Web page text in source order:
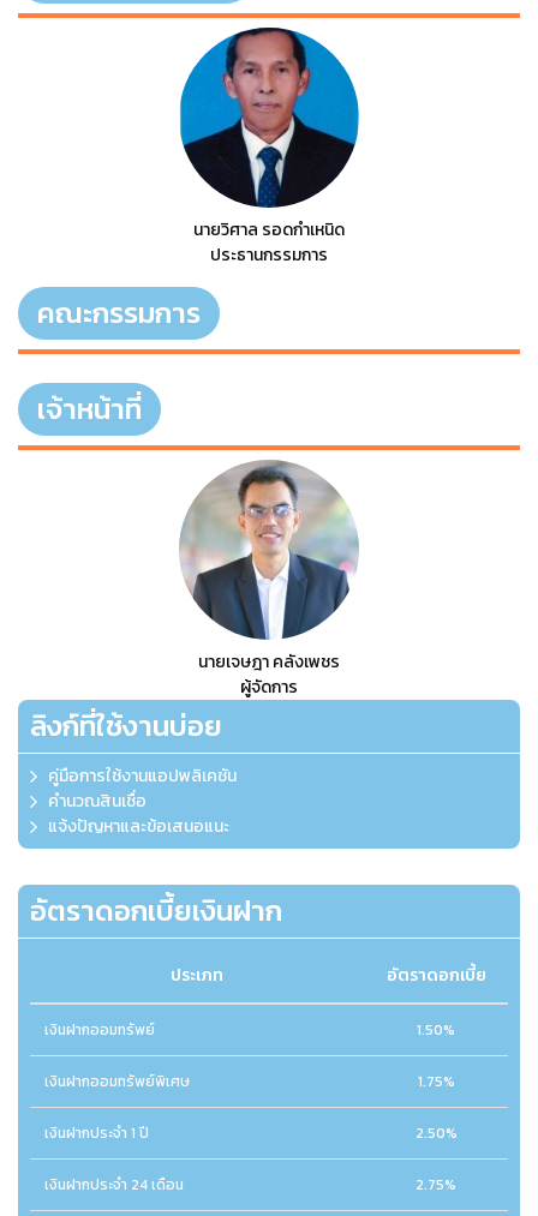
นายวิศาล รอดกำเหนิด
ประธานกรรมการ
คณะกรรมการ
เจ้าหน้าที่
นายเจษฎา คลังเพชร
ผู้จัดการ
ลิงก์ที่ใช้งานบ่อย
คู่มือการใช้งานแอปพลิเคชัน
คำนวณสินเชื่อ
แจ้งปัญหาและข้อเสนอแนะ
อัตราดอกเบี้ยเงินฝาก
ประเภท อัตราดอกเบี้ย
เงินฝากออมทรัพย์ 1.50%
เงินฝากออมทรัพย์พิเศษ 1.75%
เงินฝากประจำ 1 ปี 2.50%
เงินฝากประจำ 24 เดือน 2.75%